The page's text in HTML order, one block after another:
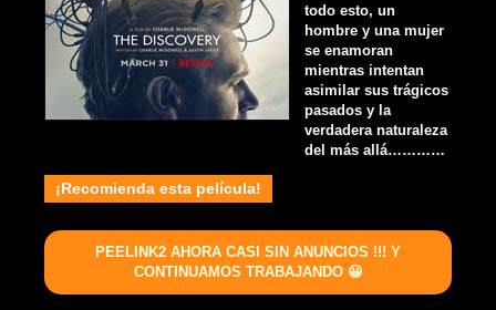
todo esto, un
hombre y una mujer
se enamoran
mientras intentan
asimilar sus trágicos
pasados y la
verdadera naturaleza
del más allá…………
¡Recomienda esta película!
PEELINK2 AHORA CASI SIN ANUNCIOS !!! Y
CONTINUAMOS TRABAJANDO 😀